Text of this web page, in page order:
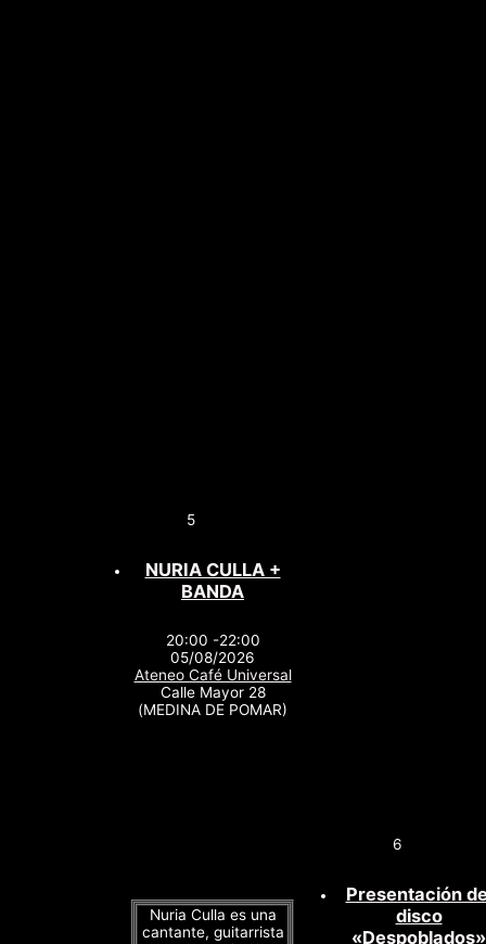
5
NURIA CULLA +
BANDA
20:00 -22:00
05/08/2026
Ateneo Café Universal
Calle Mayor 28
(MEDINA DE POMAR)
Nuria Culla es una
cantante, guitarrista
6
Presentación
disco
«Despoblados»